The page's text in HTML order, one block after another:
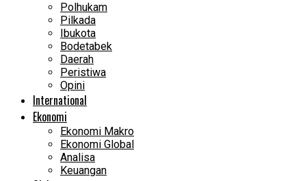
Polhukam
Pilkada
Ibukota
Bodetabek
Daerah
Peristiwa
Opini
International
Ekonomi
Ekonomi Makro
Ekonomi Global
Analisa
Keuangan